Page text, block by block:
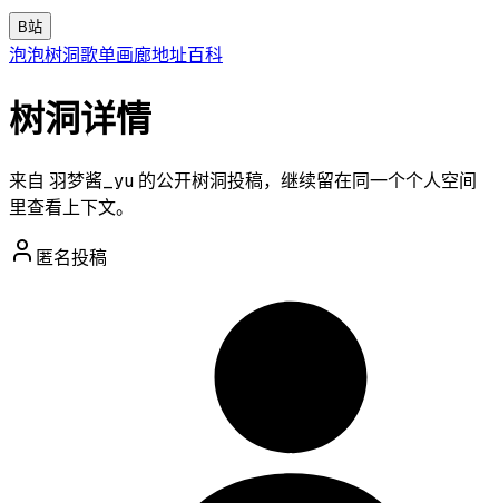
B站
泡泡树洞歌单画廊地址百科
树洞详情
来自 羽梦酱_yu 的公开树洞投稿，继续留在同一个个人空间
里查看上下文。
匿名投稿